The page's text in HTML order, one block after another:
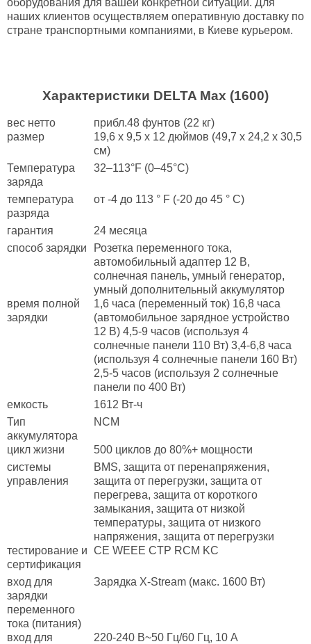
оборудования для вашей конкретной ситуации. Для
наших клиентов осуществляем оперативную доставку по
стране транспортными компаниями, в Киеве курьером.
Характеристики DELTA Max (1600)
вес нетто
прибл.48 фунтов (22 кг)
размер
19,6 x 9,5 x 12 дюймов (49,7 x 24,2 x 30,5
см)
Температура
заряда
32–113°F (0–45°C)
температура
разряда
от -4 до 113 ° F (-20 до 45 ° C)
гарантия
24 месяца
способ зарядки
Розетка переменного тока,
автомобильный адаптер 12 В,
солнечная панель, умный генератор,
умный дополнительный аккумулятор
время полной
зарядки
1,6 часа (переменный ток) 16,8 часа
(автомобильное зарядное устройство
12 В) 4,5-9 часов (используя 4
солнечные панели 110 Вт) 3,4-6,8 часа
(используя 4 солнечные панели 160 Вт)
2,5-5 часов (используя 2 солнечные
панели по 400 Вт)
емкость
1612 Вт-ч
Тип
аккумулятора
NCM
цикл жизни
500 циклов до 80%+ мощности
системы
управления
BMS, защита от перенапряжения,
защита от перегрузки, защита от
перегрева, защита от короткого
замыкания, защита от низкой
температуры, защита от низкого
напряжения, защита от перегрузки
тестирование и
сертификация
CE WEEE CTP RCM KC
вход для
зарядки
переменного
тока (питания)
Зарядка X-Stream (макс. 1600 Вт)
вход для
220-240 В~50 Гц/60 Гц, 10 А